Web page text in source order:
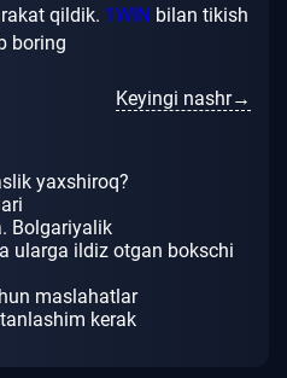
qildik. 1WIN bilan tikish
boring
Keyingi nashr→
yaxshiroq?
Bolgariyalik
ularga ildiz otgan bokschi
maslahatlar
kerak